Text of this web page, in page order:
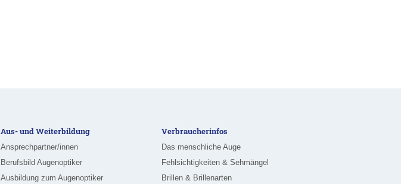
Aus- und Weiterbildung
Ansprechpartner/innen
Berufsbild Augenoptiker
Ausbildung zum Augenoptiker
Verbraucherinfos
Das menschliche Auge
Fehlsichtigkeiten & Sehmängel
Brillen & Brillenarten